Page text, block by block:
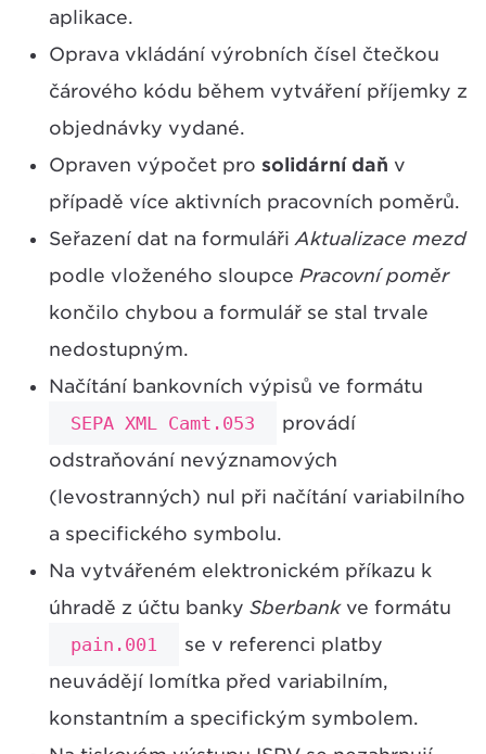
aplikace.
Oprava vkládání výrobních čísel čtečkou
čárového kódu během vytváření příjemky z
objednávky vydané.
Opraven výpočet pro solidární daň v
případě více aktivních pracovních poměrů.
Seřazení dat na formuláři Aktualizace mezd
podle vloženého sloupce Pracovní poměr
končilo chybou a formulář se stal trvale
nedostupným.
Načítání bankovních výpisů ve formátu
SEPA XML Camt.053
provádí
odstraňování nevýznamových
(levostranných) nul při načítání variabilního
a specifického symbolu.
Na vytvářeném elektronickém příkazu k
úhradě z účtu banky Sberbankve formátu
pain.001
se v referenci platby
neuvádějí lomítka před variabilním,
konstantním a specifickým symbolem.